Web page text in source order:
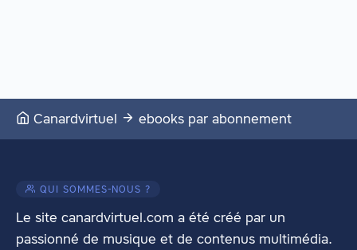
Canardvirtuel ebooks par abonnement
QUI SOMMES-NOUS ?
Le site canardvirtuel.com a été créé par un
passionné de musique et de contenus multimédia.